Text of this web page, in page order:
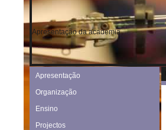
Apresentação da academia
Apresentação
Organização
Ensino
Projectos